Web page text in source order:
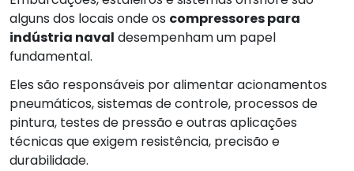
alguns dos locais onde os compressores para
indústria naval desempenham um papel
fundamental.
Eles são responsáveis por alimentar acionamentos
pneumáticos, sistemas de controle, processos de
pintura, testes de pressão e outras aplicações
técnicas que exigem resistência, precisão e
durabilidade.